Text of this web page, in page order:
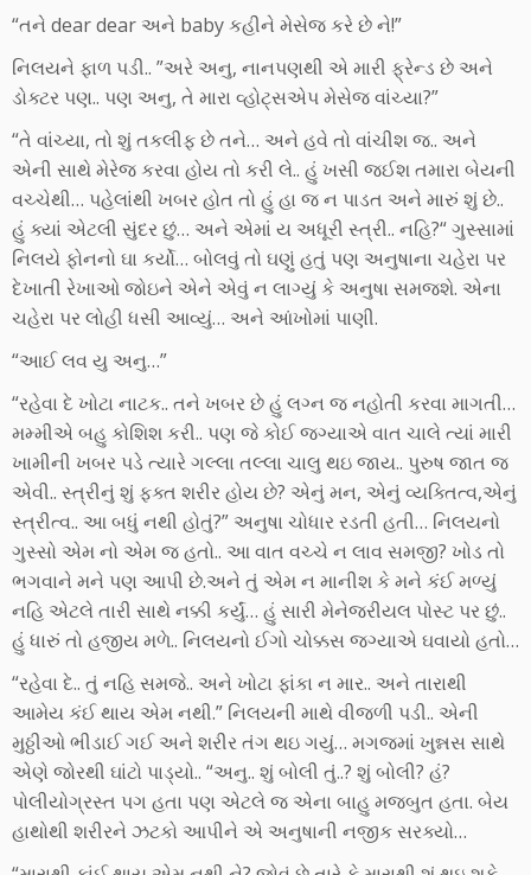
“તને dear dear અને baby કહીને મેસેજ કરે છે ને!”
નિલયને ફાળ પડી.. ”અરે અનુ, નાનપણથી એ મારી ફ્રેન્ડ છે અને
ડોક્ટર પણ.. પણ અનુ, તે મારા વ્હોટ્સએપ મેસેજ વાંચ્યા?”
“તે વાંચ્યા, તો શું તકલીફ છે તને… અને હવે તો વાંચીશ જ.. અને
એની સાથે મેરેજ કરવા હોય તો કરી લે.. હું ખસી જઈશ તમારા બેયની
વચ્ચેથી… પહેલાંથી ખબર હોત તો હું હા જ ન પાડત અને મારું શું છે..
હું ક્યાં એટલી સુંદર છું… અને એમાં ય અધૂરી સ્ત્રી.. નહિ?“ ગુસ્સામાં
નિલયે ફોનનો ઘા કર્યો… બોલવું તો ઘણું હતું પણ અનુષાના ચહેરા પર
દેખાતી રેખાઓ જોઇને એને એવું ન લાગ્યું કે અનુષા સમજશે. એના
ચહેરા પર લોહી ધસી આવ્યું… અને આંખોમાં પાણી.
“આઈ લવ યુ અનુ…”
“રહેવા દે ખોટા નાટક.. તને ખબર છે હું લગ્ન જ નહોતી કરવા માગતી…
મમ્મીએ બહુ કોશિશ કરી.. પણ જે કોઈ જગ્યાએ વાત ચાલે ત્યાં મારી
ખામીની ખબર પડે ત્યારે ગલ્લા તલ્લા ચાલુ થઇ જાય.. પુરુષ જાત જ
એવી.. સ્ત્રીનું શું ફક્ત શરીર હોય છે? એનું મન, એનું વ્યક્તિત્વ,એનું
સ્ત્રીત્વ.. આ બધું નથી હોતું?” અનુષા ચોધાર રડતી હતી… નિલયનો
ગુસ્સો એમ નો એમ જ હતો.. આ વાત વચ્ચે ન લાવ સમજી? ખોડ તો
ભગવાને મને પણ આપી છે.અને તું એમ ન માનીશ કે મને કંઈ મળ્યું
નહિ એટલે તારી સાથે નક્કી કર્યું… હું સારી મેનેજરીયલ પોસ્ટ પર છું..
હું ધારું તો હજીય મળે.. નિલયનો ઈગો ચોક્કસ જગ્યાએ ઘવાયો હતો…
“રહેવા દે.. તું નહિ સમજે.. અને ખોટા ફાંકા ન માર.. અને તારાથી
આમેય કંઈ થાય એમ નથી.” નિલયની માથે વીજળી પડી.. એની
મુઠ્ઠીઓ ભીડાઈ ગઈ અને શરીર તંગ થઇ ગયું… મગજમાં ખુન્નસ સાથે
એણે જોરથી ઘાંટો પાડ્યો.. “અનુ.. શું બોલી તું..? શું બોલી? હં?
પોલીયોગ્રસ્ત પગ હતા પણ એટલે જ એના બાહુ મજબુત હતા. બેય
હાથોથી શરીરને ઝટકો આપીને એ અનુષાની નજીક સરક્યો…